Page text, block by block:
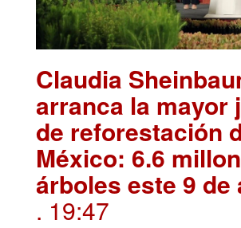
Claudia
arranca la mayor
de reforestación
México: 6.6
árboles este 9 de
. 19:47